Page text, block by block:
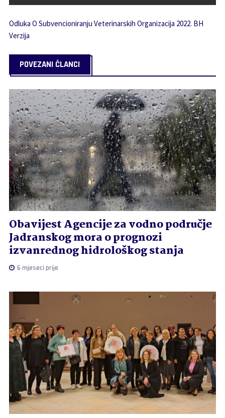
Odluka O Subvencioniranju Veterinarskih Organizacija 2022. BH
Verzija
POVEZANI ČLANCI
Obavijest Agencije za vodno područje
Jadranskog mora o prognozi
izvanrednog hidrološkog stanja
6 mjeseci prije